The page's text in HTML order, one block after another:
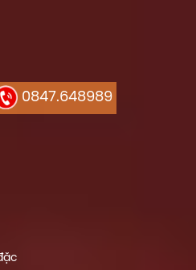
0847.648989